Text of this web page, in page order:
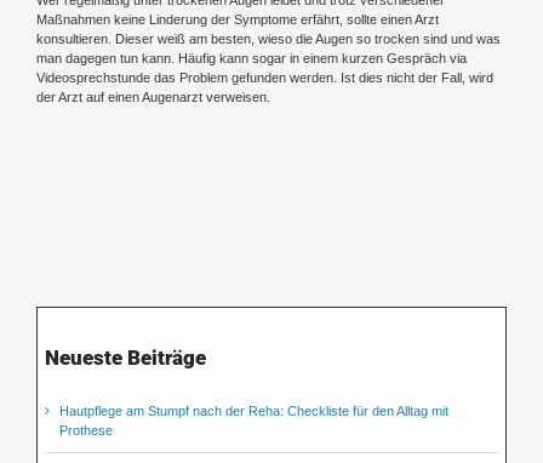
Maßnahmen keine Linderung der Symptome erfährt, sollte einen Arzt
konsultieren. Dieser weiß am besten, wieso die Augen so trocken sind und was
man dagegen tun kann. Häufig kann sogar in einem kurzen Gespräch via
Videosprechstunde das Problem gefunden werden. Ist dies nicht der Fall, wird
der Arzt auf einen Augenarzt verweisen.
Neueste Beiträge
Hautpflege am Stumpf nach der Reha: Checkliste für den Alltag mit
Prothese